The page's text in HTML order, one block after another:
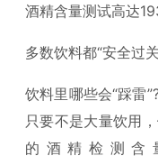
酒精含量测试高达
多数饮料都“安全过
饮料里哪些会“踩雷
只要不是大量饮用
的酒精检测含